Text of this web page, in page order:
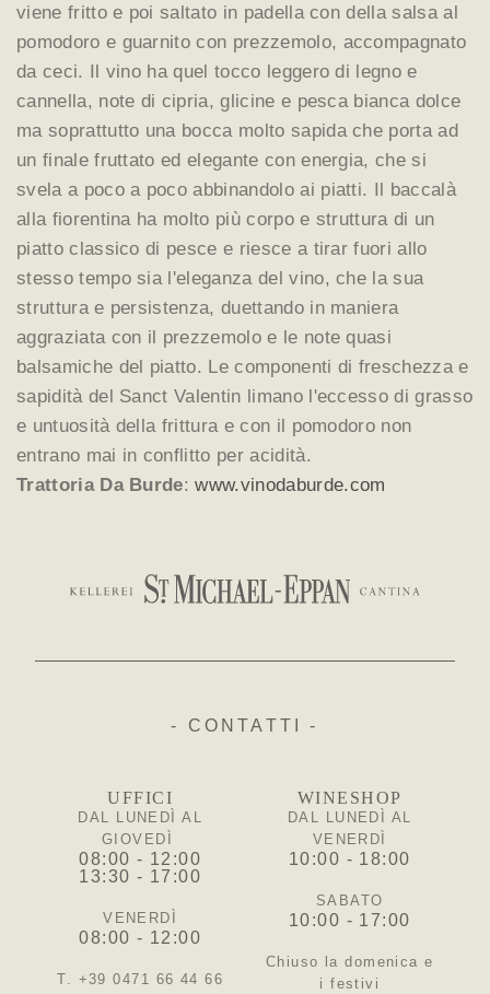
viene fritto e poi saltato in padella con della salsa al
pomodoro e guarnito con prezzemolo, accompagnato
da ceci. Il vino ha quel tocco leggero di legno e
cannella, note di cipria, glicine e pesca bianca dolce
ma soprattutto una bocca molto sapida che porta ad
un finale fruttato ed elegante con energia, che si
svela a poco a poco abbinandolo ai piatti. Il baccalà
alla fiorentina ha molto più corpo e struttura di un
piatto classico di pesce e riesce a tirar fuori allo
stesso tempo sia l'eleganza del vino, che la sua
struttura e persistenza, duettando in maniera
aggraziata con il prezzemolo e le note quasi
balsamiche del piatto. Le componenti di freschezza e
sapidità del Sanct Valentin limano l'eccesso di grasso
e untuosità della frittura e con il pomodoro non
entrano mai in conflitto per acidità.
Trattoria Da Burde:www.vinodaburde.com
UFFICI
DAL LUNEDÌ AL
GIOVEDÌ
08:00 - 12:00
13:30 - 17:00
VENERDÌ
08:00 - 12:00
T. +39 0471 66 44 66
- CONTATTI -
WINESHOP
DAL LUNEDÌ AL
VENERDÌ
10:00 - 18:00
SABATO
10:00 - 17:00
Chiuso la domenica e
i festivi